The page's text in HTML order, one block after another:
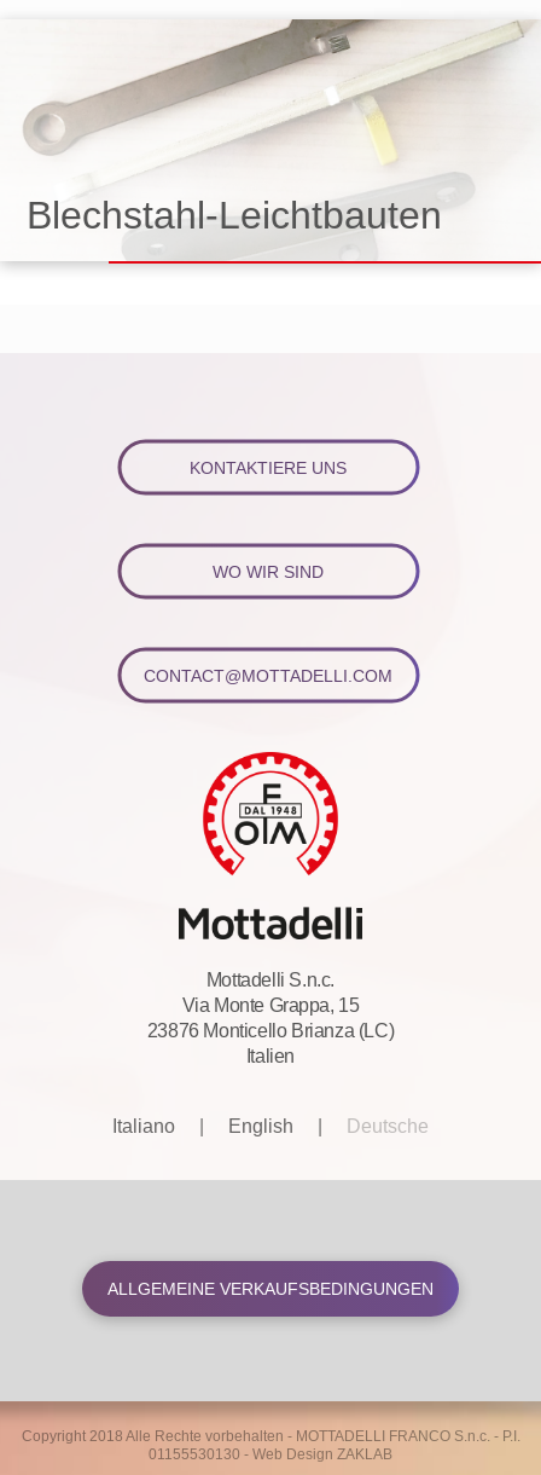
Blechstahl-Leichtbauten
KONTAKTIERE UNS
WO WIR SIND
CONTACT@MOTTADELLI.COM
Mottadelli S.n.c.
Via Monte Grappa, 15
23876 Monticello Brianza (LC)
Italien
Italiano English Deutsche
ALLGEMEINE VERKAUFSBEDINGUNGEN
Copyright 2018 Alle Rechte vorbehalten - MOTTADELLI FRANCO S.n.c. - P.I.
01155530130 - Web Design ZAKLAB